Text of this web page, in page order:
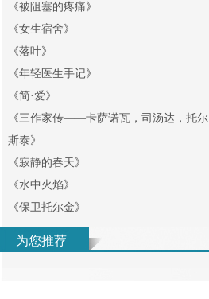
《被阻塞的疼痛》
《女生宿舍》
《落叶》
《年轻医生手记》
《简·爱》
《三作家传——卡萨诺瓦，司汤达，托尔
斯泰》
《寂静的春天》
《水中火焰》
《保卫托尔金》
为您推荐